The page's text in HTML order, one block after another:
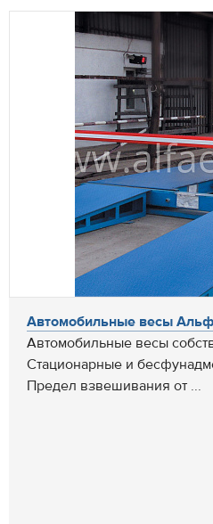
Автомобильные весы
Автомобильные весы
Стационарные и
Предел взвешивания от ...